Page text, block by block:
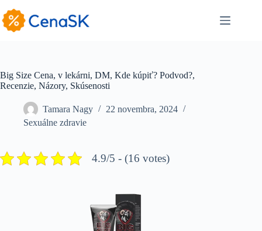
to
content
Big Size Cena, v lekárni, DM, Kde kúpiť? Podvod?,
Recenzie, Názory, Skúsenosti
Tamara Nagy
22 novembra, 2024
Sexuálne zdravie
4.9/5 - (16 votes)